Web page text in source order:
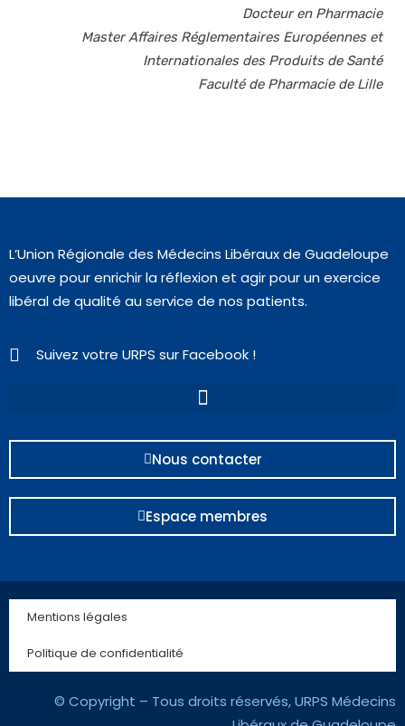
Docteur en Pharmacie
Master Affaires Réglementaires Européennes et
Internationales des Produits de Santé
Faculté de Pharmacie de Lille
L’Union Régionale des Médecins Libéraux de Guadeloupe
oeuvre pour enrichir la réflexion et agir pour un exercice
libéral de qualité au service de nos patients.
Suivez votre URPS sur Facebook !
Nous contacter
Espace membres
Mentions légales
Politique de confidentialité
© Copyright – Tous droits réservés, URPS Médecins